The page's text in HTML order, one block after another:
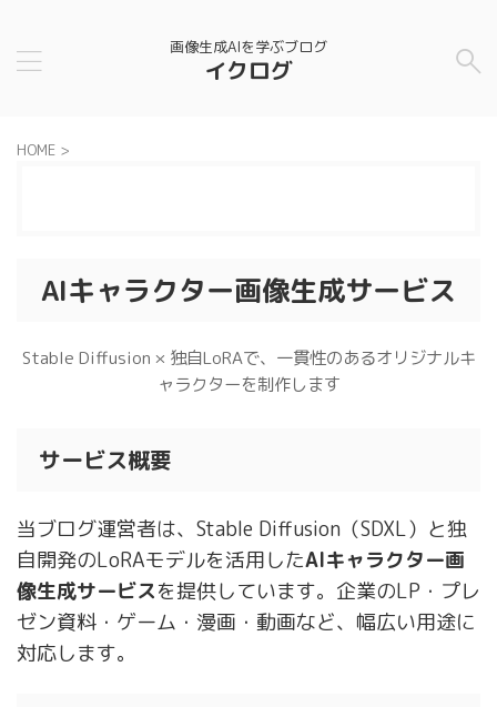
画像生成AIを学ぶブログ
イクログ
HOME >
AIキャラクター画像生成サービス
Stable Diffusion × 独自LoRAで、一貫性のあるオリジナルキ
ャラクターを制作します
サービス概要
当ブログ運営者は、Stable Diffusion（SDXL）と独
自開発のLoRAモデルを活用したAIキャラクター画
像生成サービスを提供しています。企業のLP・プレ
ゼン資料・ゲーム・漫画・動画など、幅広い用途に
対応します。